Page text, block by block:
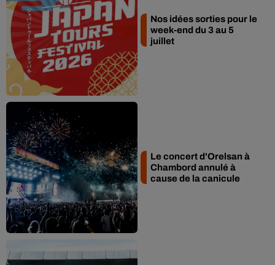
Nos idées sorties pour le
week-end du 3 au 5
juillet
Le concert d'Orelsan à
Chambord annulé à
cause de la canicule